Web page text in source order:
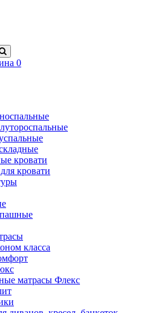
0
кровати
кровати
класса
матрасы Флекс